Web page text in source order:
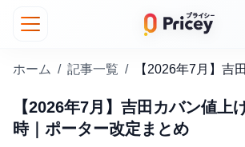
ホーム / 記事一覧 /
【2026年7月】吉田カバン値上
時｜ポーター改定まとめ